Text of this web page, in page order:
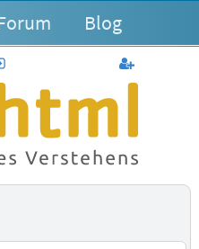
Blog
anmelden